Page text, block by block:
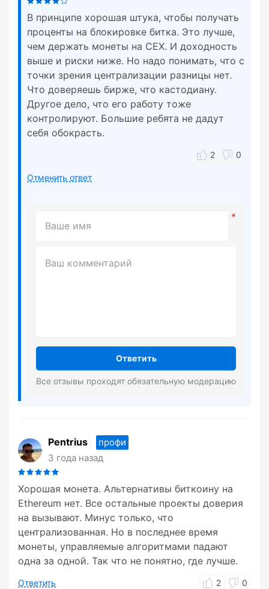
В принципе хорошая штука, чтобы получать
проценты на блокировке битка. Это лучше,
чем держать монеты на CEX. И доходность
выше и риски ниже. Но надо понимать, что с
точки зрения централизации разницы нет.
Что доверяешь бирже, что кастодиану.
Другое дело, что его работу тоже
контролируют. Большие ребята не дадут
себя обокрасть.
Отменить ответ
Ответить
Все отзывы проходят обязательную модерацию
2 0
Pentrius
профи
3 года назад
Хорошая монета. Альтернативы биткоину на
Ethereum нет. Все остальные проекты доверия
на вызывают. Минус только, что
централизованная. Но в последнее время
монеты, управляемые алгоритмами падают
одна за одной. Так что не понятно, где лучше.
Ответить 2 0